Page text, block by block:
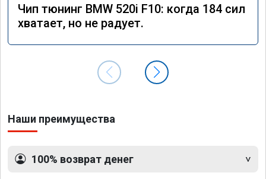
Чип тюнинг BMW 520i F10: когда 184 сил
хватает, но не радует.
Наши преимущества
100% возврат денег